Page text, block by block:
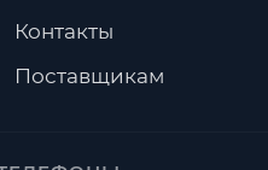
Контакты
Поставщикам